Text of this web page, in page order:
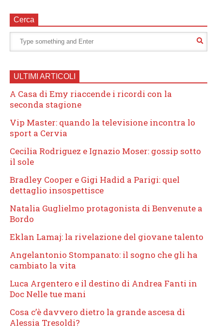
Cerca
ULTIMI ARTICOLI
A Casa di Emy riaccende i ricordi con la
seconda stagione
Vip Master: quando la televisione incontra lo
sport a Cervia
Cecilia Rodriguez e Ignazio Moser: gossip sotto
il sole
Bradley Cooper e Gigi Hadid a Parigi: quel
dettaglio insospettisce
Natalia Guglielmo protagonista di Benvenute a
Bordo
Eklan Lamaj: la rivelazione del giovane talento
Angelantonio Stompanato: il sogno che gli ha
cambiato la vita
Luca Argentero e il destino di Andrea Fanti in
Doc Nelle tue mani
Cosa c’è davvero dietro la grande ascesa di
Alessia Tresoldi?